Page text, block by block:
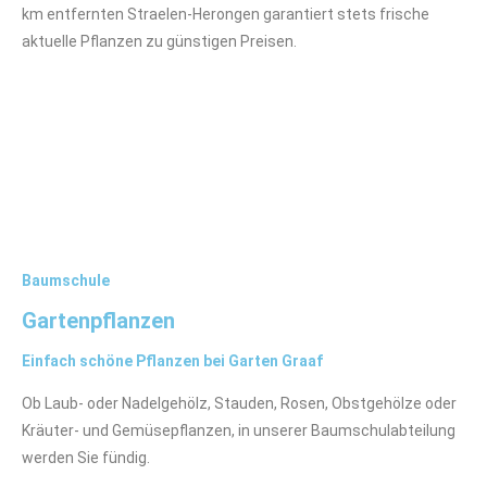
km entfernten Straelen-Herongen garantiert stets frische
aktuelle Pflanzen zu günstigen Preisen.
Baumschule
Gartenpflanzen
Einfach schöne Pflanzen bei Garten Graaf
Ob Laub- oder Nadelgehölz, Stauden, Rosen, Obstgehölze oder
Kräuter- und Gemüsepflanzen, in unserer Baumschulabteilung
werden Sie fündig.